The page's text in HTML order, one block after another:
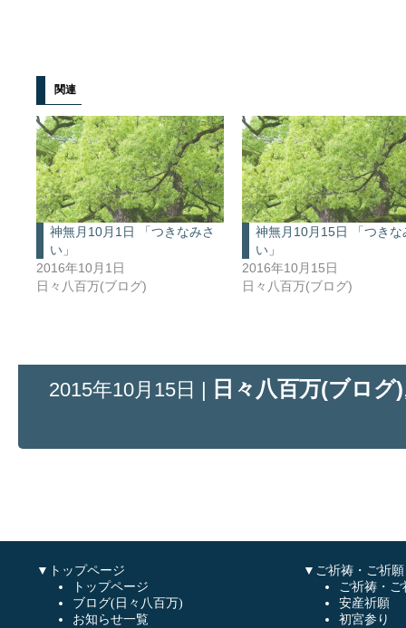
関連
神無月10月1日 「つきなみさ
い」
2016年10月1日
日々八百万(ブログ)
神無月10月15日 「つきな
い」
2016年10月15日
日々八百万(ブログ)
2015年10月15日 | 日々八百万(ブログ)
▼トップページ
トップページ
ブログ(日々八百万)
お知らせ一覧
▼ご祈祷・ご祈願
ご祈祷・ご
安産祈願
初宮参り